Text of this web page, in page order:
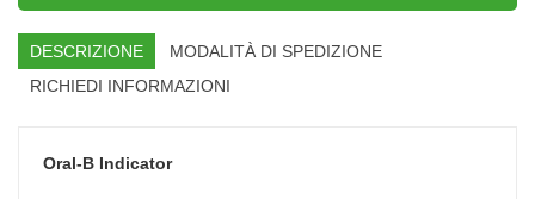
DESCRIZIONE
MODALITÀ DI SPEDIZIONE
RICHIEDI INFORMAZIONI
Oral-B Indicator